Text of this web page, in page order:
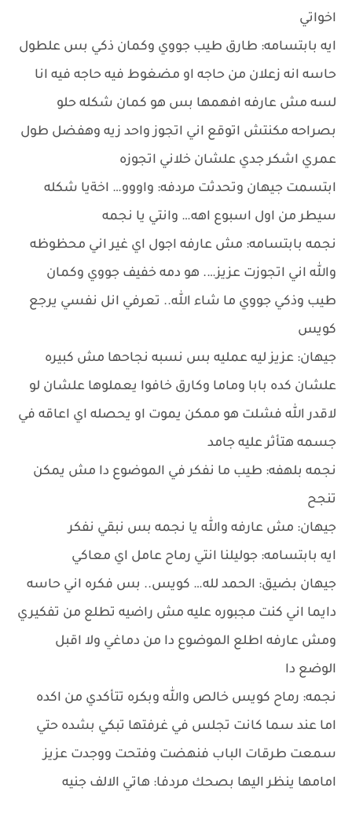
اخواتي
ايه بابتسامه: طارق طيب جووي وكمان ذكي بس علطول
حاسه انه زعلان من حاجه او مضغوط فيه حاجه فيه انا
لسه مش عارفه افهمها بس هو كمان شكله حلو
بصراحه مكنتش اتوقع اني اتجوز واحد زيه وهفضل طول
عمري اشكر جدي علشان خلاني اتجوزه
ابتسمت جيهان وتحدثت مردفه: واووو… اخةيا شكله
سيطر من اول اسبوع اهه… وانتي يا نجمه
نجمه بابتسامه: مش عارفه اجول اي غير اني محظوظه
والله اني اتجوزت عزيز…. هو دمه خفيف جووي وكمان
طيب وذكي جووي ما شاء الله.. تعرفي انل نفسي يرجع
كويس
جيهان: عزيز ليه عمليه بس نسبه نجاحها مش كبيره
علشان كده بابا وماما وكارق خافوا يعملوها علشان لو
لاقدر الله فشلت هو ممكن يموت او يحصله اي اعاقه في
جسمه هتأثر عليه جامد
نجمه بلهفه: طيب ما نفكر في الموضوع دا مش يمكن
تنجح
جيهان: مش عارفه والله يا نجمه بس نبقي نفكر
ايه بابتسامه: جوليلنا انتي رماح عامل اي معاكي
جيهان بضيق: الحمد لله… كويس.. بس فكره اني حاسه
دايما اني كنت مجبوره عليه مش راضيه تطلع من تفكيري
ومش عارفه اطلع الموضوع دا من دماغي ولا اقبل
الوضع دا
نجمه: رماح كويس خالص والله وبكره تتأكدي من اكده
اما عند سما كانت تجلس في غرفتها تبكي بشده حتي
سمعت طرقات الباب فنهضت وفتحت ووجدت عزيز
امامها ينظر اليها بصحك مردفا: هاتي الالف جنيه